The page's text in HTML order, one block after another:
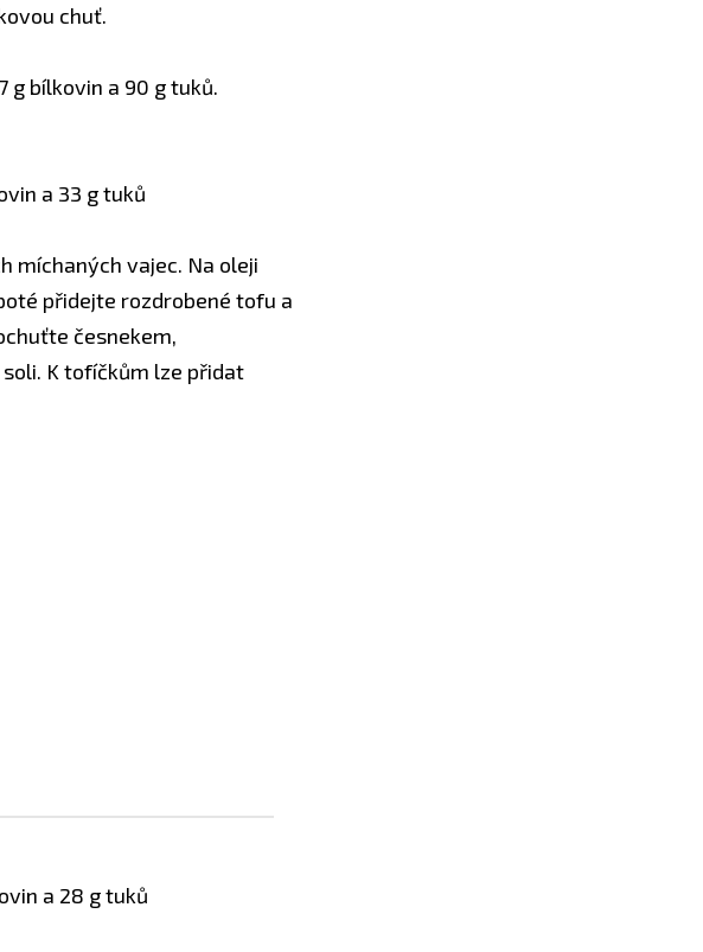
chuť.
g bílkovin a 90 g tuků.
a 33 g tuků
míchaných vajec. Na oleji
přidejte rozdrobené tofu a
česnekem,
K tofíčkům lze přidat
a 28 g tuků